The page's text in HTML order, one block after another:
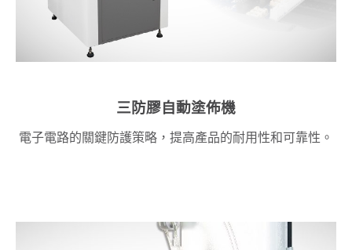
三防膠自動塗佈機
電子電路的關鍵防護策略，提高產品的耐用性和可靠性。